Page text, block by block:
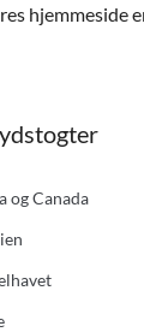
hjemmeside
og Canada